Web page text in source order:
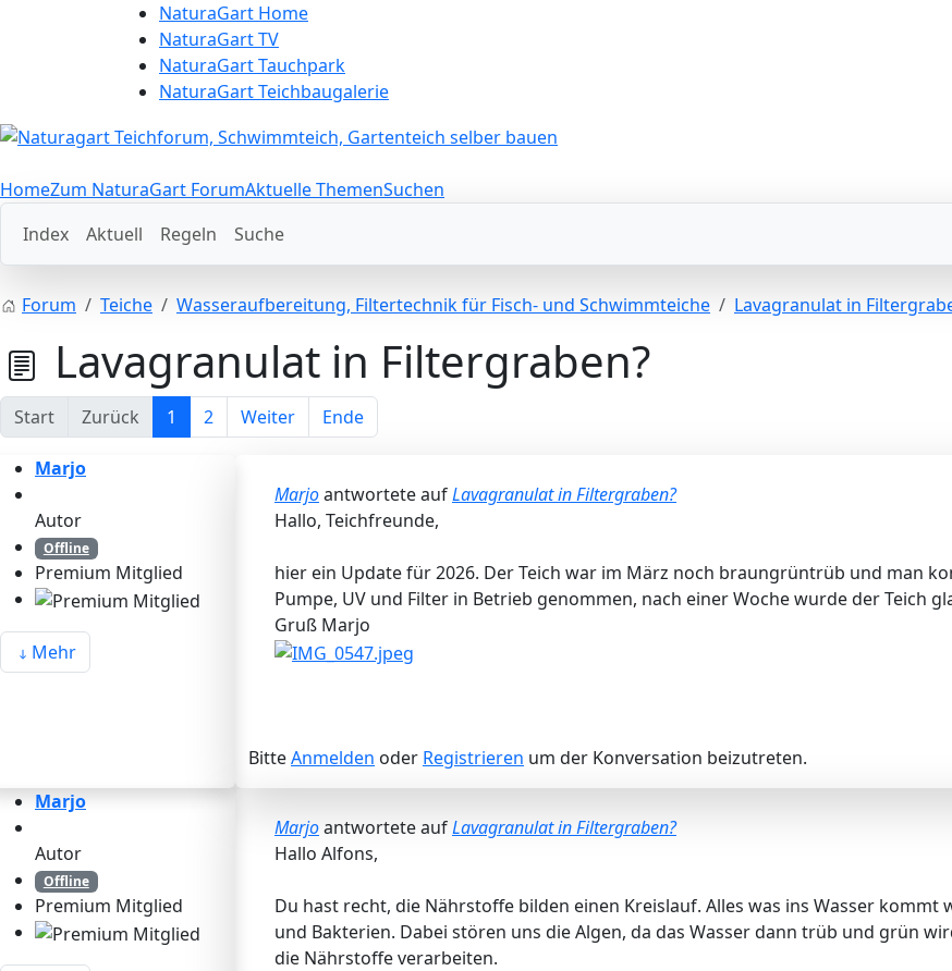
NaturaGart Home
NaturaGart TV
NaturaGart Tauchpark
NaturaGart Teichbaugalerie
HomeZum NaturaGart ForumAktuelle ThemenSuchen
Index
Aktuell Regeln Suche
Forum Teiche Wasseraufbereitung, Filtertechnik für Fisch- und Schwimmteiche Lavagranulat in
Lavagranulat in Filtergraben?
Start Zurück 1 2 Weiter Ende
Marjo
Autor
Offline
Premium Mitglied
Mehr
Marjoantwortete aufLavagranulat in Filtergraben?
Hallo, Teichfreunde,
hier ein Update für 2026. Der Teich war im März noch braungrüntrüb und man
Pumpe, UV und Filter in Betrieb genommen, nach einer Woche wurde der Teich
Gruß Marjo
BitteAnmelden oder Registrieren um der Konversation beizutreten.
Marjo
Autor
Offline
Premium Mitglied
Marjoantwortete aufLavagranulat in Filtergraben?
Hallo Alfons,
Du hast recht, die Nährstoffe bilden einen Kreislauf. Alles was ins Wasser
und Bakterien. Dabei stören uns die Algen, da das Wasser dann trüb und grün
die Nährstoffe verarbeiten.